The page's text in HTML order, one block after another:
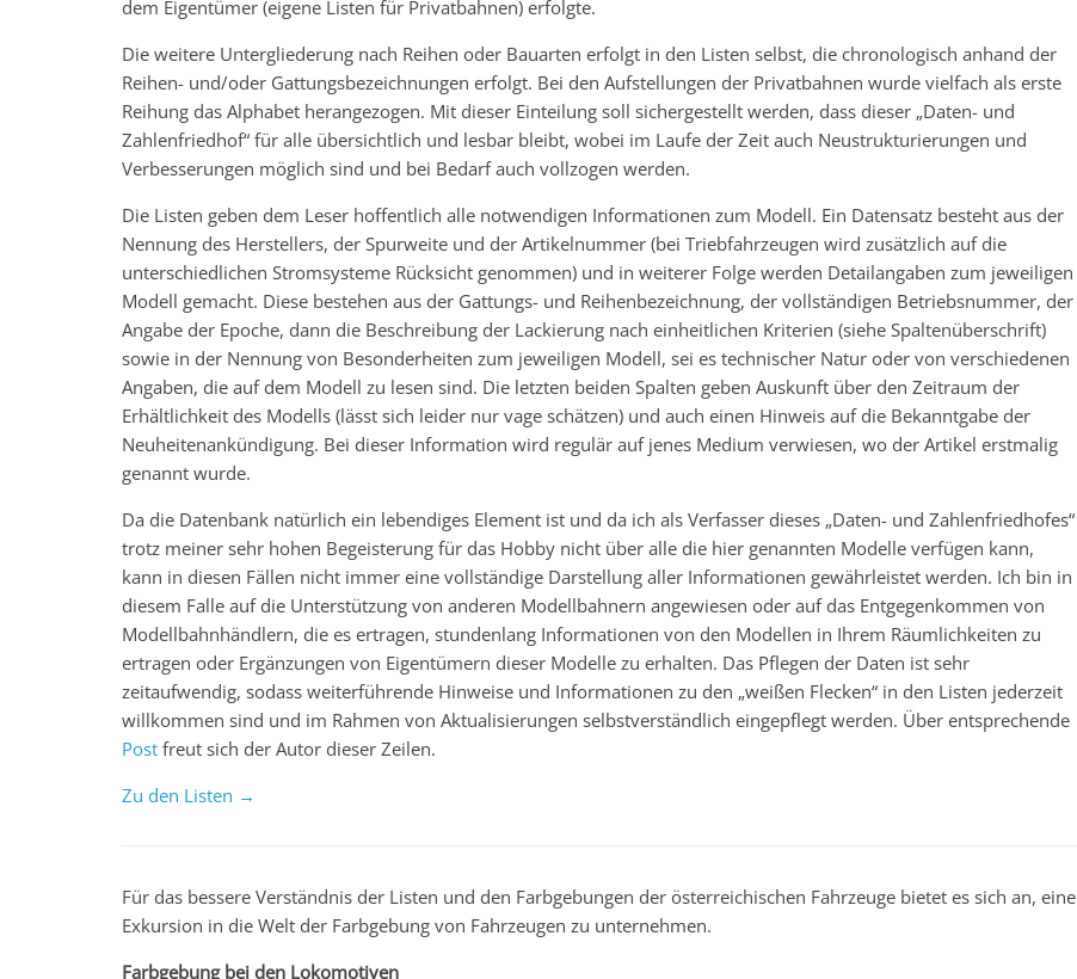
dem Eigentümer (eigene Listen für Privatbahnen) erfolgte.
Die weitere Untergliederung nach Reihen oder Bauarten erfolgt in den Listen selbst, die chronologisch anhand der
Reihen- und/oder Gattungsbezeichnungen erfolgt. Bei den Aufstellungen der Privatbahnen wurde vielfach als erste
Reihung das Alphabet herangezogen. Mit dieser Einteilung soll sichergestellt werden, dass dieser „Daten- und
Zahlenfriedhof“ für alle übersichtlich und lesbar bleibt, wobei im Laufe der Zeit auch Neustrukturierungen und
Verbesserungen möglich sind und bei Bedarf auch vollzogen werden.
Die Listen geben dem Leser hoffentlich alle notwendigen Informationen zum Modell. Ein Datensatz besteht aus der
Nennung des Herstellers, der Spurweite und der Artikelnummer (bei Triebfahrzeugen wird zusätzlich auf die
unterschiedlichen Stromsysteme Rücksicht genommen) und in weiterer Folge werden Detailangaben zum jeweiligen
Modell gemacht. Diese bestehen aus der Gattungs- und Reihenbezeichnung, der vollständigen Betriebsnummer, der
Angabe der Epoche, dann die Beschreibung der Lackierung nach einheitlichen Kriterien (siehe Spaltenüberschrift)
sowie in der Nennung von Besonderheiten zum jeweiligen Modell, sei es technischer Natur oder von verschiedenen
Angaben, die auf dem Modell zu lesen sind. Die letzten beiden Spalten geben Auskunft über den Zeitraum der
Erhältlichkeit des Modells (lässt sich leider nur vage schätzen) und auch einen Hinweis auf die Bekanntgabe der
Neuheitenankündigung. Bei dieser Information wird regulär auf jenes Medium verwiesen, wo der Artikel erstmalig
genannt wurde.
Da die Datenbank natürlich ein lebendiges Element ist und da ich als Verfasser dieses „Daten- und Zahlenfriedhofes“
trotz meiner sehr hohen Begeisterung für das Hobby nicht über alle die hier genannten Modelle verfügen kann,
kann in diesen Fällen nicht immer eine vollständige Darstellung aller Informationen gewährleistet werden. Ich bin in
diesem Falle auf die Unterstützung von anderen Modellbahnern angewiesen oder auf das Entgegenkommen von
Modellbahnhändlern, die es ertragen, stundenlang Informationen von den Modellen in Ihrem Räumlichkeiten zu
ertragen oder Ergänzungen von Eigentümern dieser Modelle zu erhalten. Das Pflegen der Daten ist sehr
zeitaufwendig, sodass weiterführende Hinweise und Informationen zu den „weißen Flecken“ in den Listen jederzeit
willkommen sind und im Rahmen von Aktualisierungen selbstverständlich eingepflegt werden. Über entsprechende
Post freut sich der Autor dieser Zeilen.
Zu den Listen →
Für das bessere Verständnis der Listen und den Farbgebungen der österreichischen Fahrzeuge bietet es sich an, eine
Exkursion in die Welt der Farbgebung von Fahrzeugen zu unternehmen.
Farbgebung bei den Lokomotiven